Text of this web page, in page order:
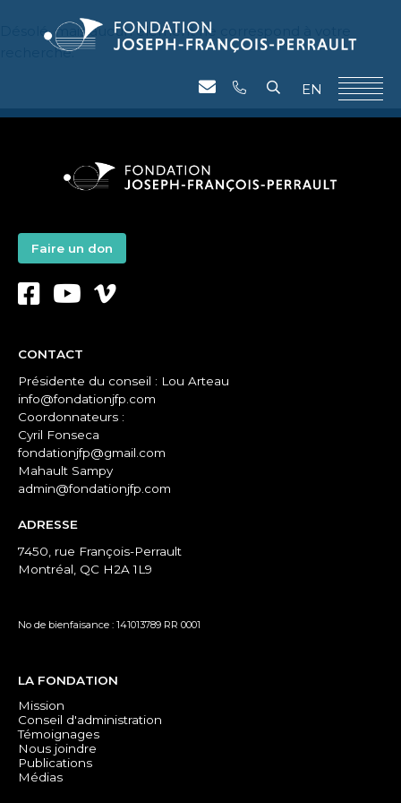
EN
Désolé, mais aucun élément ne correspond à votre
recherche.
Faire un don
CONTACT
Présidente du conseil : Lou Arteau
info@fondationjfp.com
Coordonnateurs :
Cyril Fonseca
fondationjfp@gmail.com
Mahault Sampy
admin@fondationjfp.com
ADRESSE
7450, rue François-Perrault
Montréal, QC H2A 1L9
No de bienfaisance : 141013789 RR 0001
LA FONDATION
Mission
Conseil d'administration
Témoignages
Nous joindre
Publications
Médias